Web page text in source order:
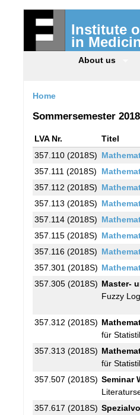
Institute
in
About us
Home
Sommersemester 2018
LVA Nr.
Titel
357.110 (2018S)
357.111 (2018S)
357.112 (2018S)
357.113 (2018S)
357.114 (2018S)
357.115 (2018S)
357.116 (2018S)
357.301 (2018S)
357.305 (2018S) Master-
Fuzzy
357.312 (2018S)
für
357.313 (2018S)
für
357.507 (2018S) Seminar
357.617 (2018S)